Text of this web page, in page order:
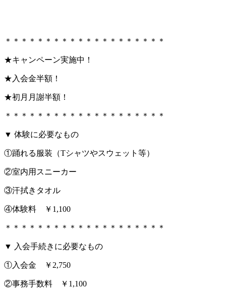
＊＊＊＊＊＊＊＊＊＊＊＊＊＊＊＊＊＊＊＊
★キャンペーン実施中！
★入会金半額！
★初月月謝半額！
＊＊＊＊＊＊＊＊＊＊＊＊＊＊＊＊＊＊＊＊
▼ 体験に必要なもの
①踊れる服装（Tシャツやスウェット等）
②室内用スニーカー
③汗拭きタオル
④体験料 ￥1,100
＊＊＊＊＊＊＊＊＊＊＊＊＊＊＊＊＊＊＊＊
▼ 入会手続きに必要なもの
①入会金 ￥2,750
②事務手数料 ￥1,100